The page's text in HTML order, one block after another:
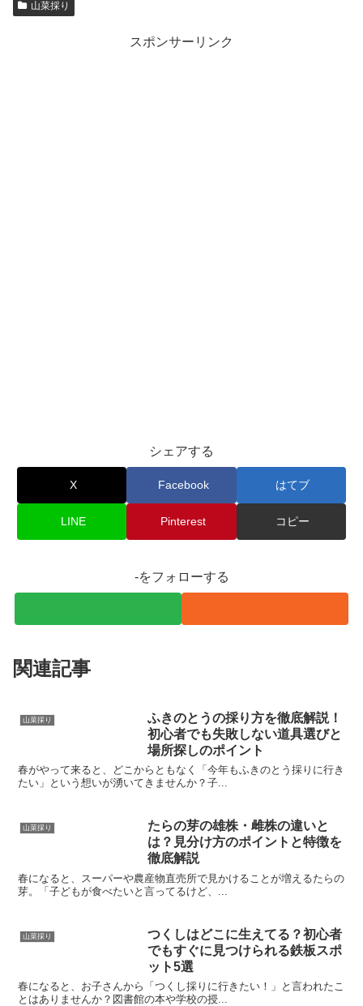
山菜採り
スポンサーリンク
シェアする
X Facebook はてブ
LINE Pinterest コピー
-をフォローする
関連記事
山菜採り
ふきのとうの採り方を徹底解説！
初心者でも失敗しない道具選びと
場所探しのポイント
春がやって来ると、どこからともなく「今年もふきのとう採りに行き
たい」という想いが湧いてきませんか？子...
山菜採り
たらの芽の雄株・雌株の違いと
は？見分け方のポイントと特徴を
徹底解説
春になると、スーパーや農産物直売所で見かけることが増えるたらの
芽。「子どもが食べたいと言ってるけど、...
山菜採り
つくしはどこに生えてる？初心者
でもすぐに見つけられる鉄板スポ
ット5選
春になると、お子さんから「つくし採りに行きたい！」と言われたこ
とはありませんか？図書館の本や学校の授...